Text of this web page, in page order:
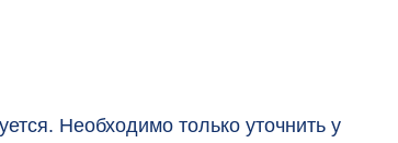
Необходимо только уточнить у